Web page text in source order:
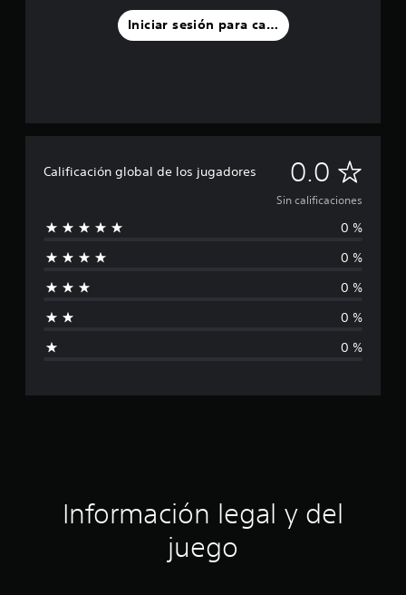
Iniciar sesión para calificar
Calificación global de los jugadores 0.0 S
i
n
c
f
a
Sin calificaciones
0 %
0 %
0 %
0 %
0 %
Información legal y del
juego